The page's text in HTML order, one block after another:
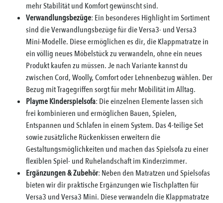
mehr Stabilität und Komfort gewünscht sind.
Verwandlungsbezüge: Ein besonderes Highlight im Sortiment
sind die Verwandlungsbezüge für dieVersa3-undVersa3
Mini-Modelle. Diese ermöglichen es dir, die Klappmatratze in
ein völlig neues Möbelstück zu verwandeln, ohne ein neues
Produkt kaufen zu müssen. Je nach Variante kannst du
zwischen Cord, Woolly, Comfort oder Lehnenbezug wählen. Der
Bezug mit Tragegriffensorgt für mehr Mobilität im Alltag.
Playme Kinderspielsofa: Die einzelnen Elemente lassen sich
frei kombinieren und ermöglichen Bauen, Spielen,
Entspannen und Schlafen in einem System. Das 4-teilige Set
sowie zusätzliche Rückenkissen erweitern die
Gestaltungsmöglichkeiten und machen das Spielsofa zu einer
flexiblen Spiel- und Ruhelandschaft im Kinderzimmer.
Ergänzungen & Zubehör: Neben den Matratzen und Spielsofas
bieten wir dir praktische Ergänzungen wieTischplatten für
Versa3 undVersa3 Mini. Diese verwandeln die Klappmatratze